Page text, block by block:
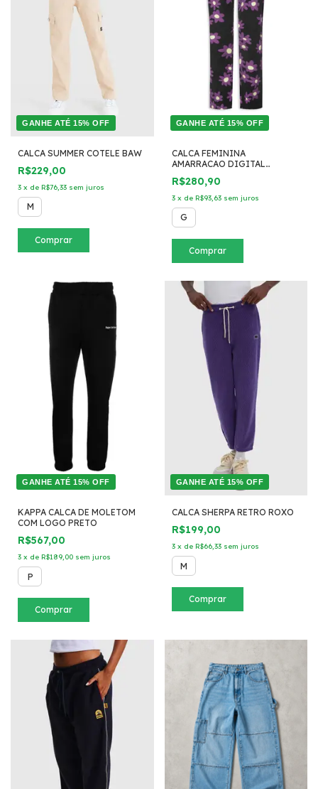
GANHE ATÉ 15% OFF
CALCA SUMMER COTELE BAW
R$229,00
3 x de R$76,33 sem juros
M
Comprar
GANHE ATÉ 15% OFF
CALCA FEMININA
AMARRACAO DIGITAL
R$280,90
3 x de R$93,63 sem juros
G
Comprar
GANHE ATÉ 15% OFF
KAPPA CALCA DE MOLETOM
COM LOGO PRETO
R$567,00
3 x de R$189,00 sem juros
P
Comprar
GANHE ATÉ 15% OFF
CALCA SHERPA RETRO ROXO
R$199,00
3 x de R$66,33 sem juros
M
Comprar